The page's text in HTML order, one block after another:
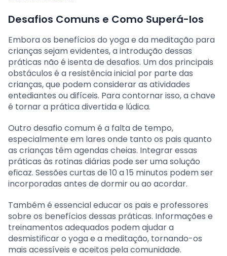
Desafios Comuns e Como Superá-los
Embora os benefícios do yoga e da meditação para
crianças sejam evidentes, a introdução dessas
práticas não é isenta de desafios. Um dos principais
obstáculos é a resistência inicial por parte das
crianças, que podem considerar as atividades
entediantes ou difíceis. Para contornar isso, a chave
é tornar a prática divertida e lúdica.
Outro desafio comum é a falta de tempo,
especialmente em lares onde tanto os pais quanto
as crianças têm agendas cheias. Integrar essas
práticas às rotinas diárias pode ser uma solução
eficaz. Sessões curtas de 10 a 15 minutos podem ser
incorporadas antes de dormir ou ao acordar.
Também é essencial educar os pais e professores
sobre os benefícios dessas práticas. Informações e
treinamentos adequados podem ajudar a
desmistificar o yoga e a meditação, tornando-os
mais acessíveis e aceitos pela comunidade.